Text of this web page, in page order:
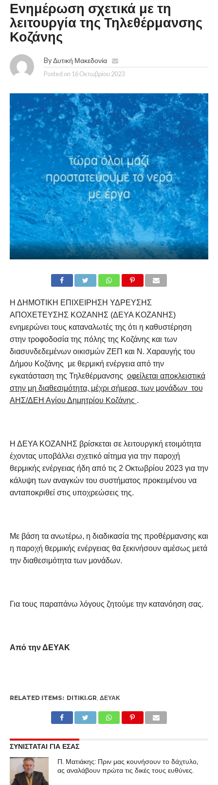
Ενημέρωση σχετικά με τη
λειτουργία της Τηλεθέρμανσης
Κοζάνης
By Δυτική Μακεδονία
Posted on 16 Οκτωβρίου 2023
Η ΔΗΜΟΤΙΚΗ ΕΠΙΧΕΙΡΗΣΗ ΥΔΡΕΥΣΗΣ
ΑΠΟΧΕΤΕΥΣΗΣ ΚΟΖΑΝΗΣ (ΔΕΥΑ ΚΟΖΑΝΗΣ)
ενημερώνει τους καταναλωτές της ότι η καθυστέρηση
στην τροφοδοσία της πόλης της Κοζάνης και των
διασυνδεδεμένων οικισμών ΖΕΠ και Ν. Χαραυγής του
Δήμου Κοζάνης με θερμική ενέργεια από την
εγκατάσταση της Τηλεθέρμανσης οφείλεται αποκλειστικά
στην μη διαθεσιμότητα, μέχρι σήμερα, των μονάδων του
ΑΗΣ/ΔΕΗ Αγίου Δημητρίου Κοζάνης .
Η ΔΕΥΑ ΚΟΖΑΝΗΣ βρίσκεται σε λειτουργική ετοιμότητα
έχοντας υποβάλλει σχετικό αίτημα για την παροχή
θερμικής ενέργειας ήδη από τις 2 Οκτωβρίου 2023 για την
κάλυψη των αναγκών του συστήματος προκειμένου να
ανταποκριθεί στις υποχρεώσεις της.
Με βάση τα ανωτέρω, η διαδικασία της προθέρμανσης και
η παροχή θερμικής ενέργειας θα ξεκινήσουν αμέσως μετά
την διαθεσιμότητα των μονάδων.
Για τους παραπάνω λόγους ζητούμε την κατανόηση σας.
Από την ΔΕΥΑΚ
RELATED ITEMS: DITIKI.GR, ΔΕΥΑΚ
ΣΥΝΙΣΤΑΤΑΙ ΓΙΑ ΕΣΑΣ
Π. Ματιάκης: Πριν μας κουνήσουν το δάχτυλο,
ας αναλάβουν πρώτα τις δικές τους ευθύνες.